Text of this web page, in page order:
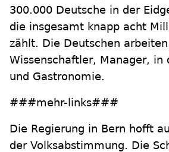
300.000 Deutsche in der
die insgesamt knapp acht
zählt. Die Deutschen
Wissenschaftler, Manager, in
und Gastronomie.
###mehr-links###
Die Regierung in Bern hofft
der Volksabstimmung. Die